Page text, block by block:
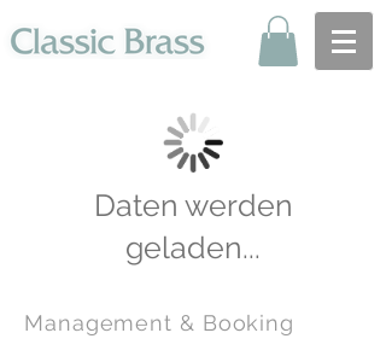
Daten werden
geladen...
Management & Booking